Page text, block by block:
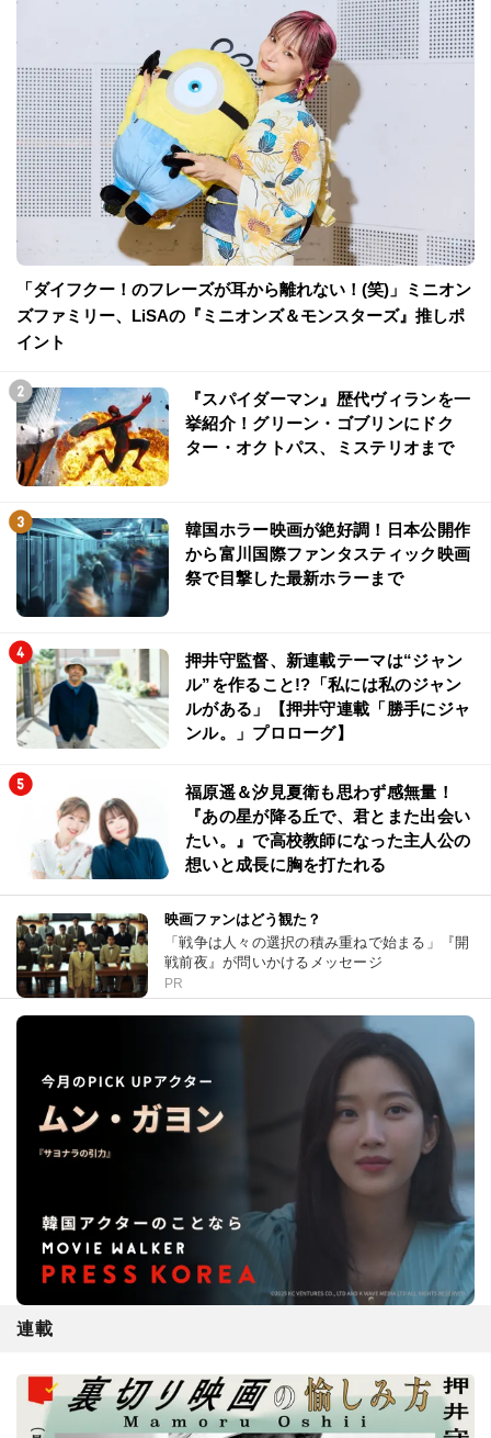
「ダイフクー！のフレーズが耳から離れない！(笑)」ミニオン
ズファミリー、LiSAの『ミニオンズ＆モンスターズ』推しポ
イント
『スパイダーマン』歴代ヴィランを一
挙紹介！グリーン・ゴブリンにドク
ター・オクトパス、ミステリオまで
韓国ホラー映画が絶好調！日本公開作
から富川国際ファンタスティック映画
祭で目撃した最新ホラーまで
押井守監督、新連載テーマは“ジャン
ル”を作ること!?「私には私のジャン
ルがある」【押井守連載「勝手にジャ
ンル。」プロローグ】
福原遥＆汐見夏衛も思わず感無量！
『あの星が降る丘で、君とまた出会い
たい。』で高校教師になった主人公の
想いと成長に胸を打たれる
映画ファンはどう観た？
「戦争は人々の選択の積み重ねで始まる」『開
戦前夜』が問いかけるメッセージ
PR
連載